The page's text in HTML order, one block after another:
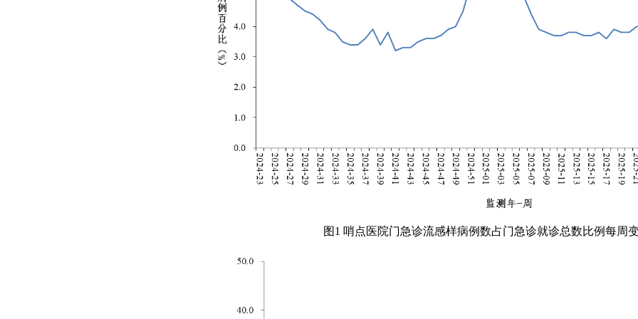
图1 哨点医院门急诊流感样病例数占门急诊就诊总数比例每周